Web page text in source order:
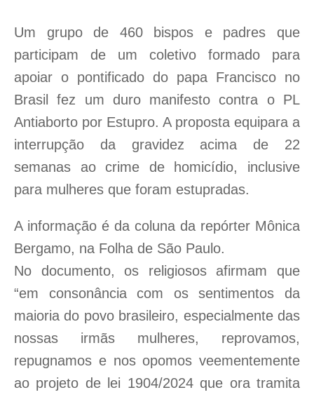
Um grupo de 460 bispos e padres que
participam de um coletivo formado para
apoiar o pontificado do papa Francisco no
Brasil fez um duro manifesto contra o PL
Antiaborto por Estupro. A proposta equipara a
interrupção da gravidez acima de 22
semanas ao crime de homicídio, inclusive
para mulheres que foram estupradas.
A informação é da coluna da repórter Mônica
Bergamo, na Folha de São Paulo.
No documento, os religiosos afirmam que
“em consonância com os sentimentos da
maioria do povo brasileiro, especialmente das
nossas irmãs mulheres, reprovamos,
repugnamos e nos opomos veementemente
ao projeto de lei 1904/2024 que ora tramita